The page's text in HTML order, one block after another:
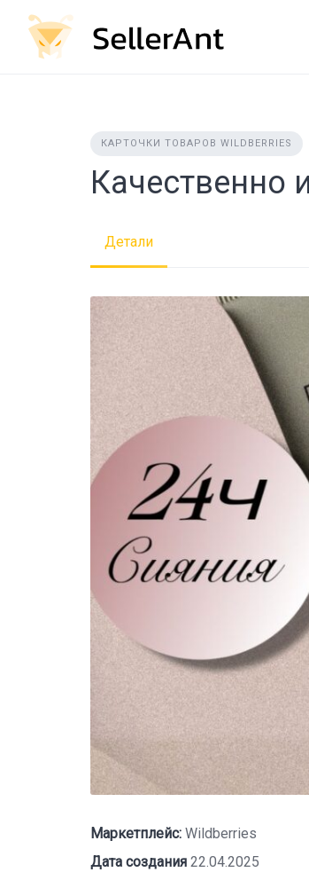
content
КАРТОЧКИ ТОВАРОВ WILDBERRIES
Качественно
Детали
Маркетплейс: Wildberries
Дата создания 22.04.2025